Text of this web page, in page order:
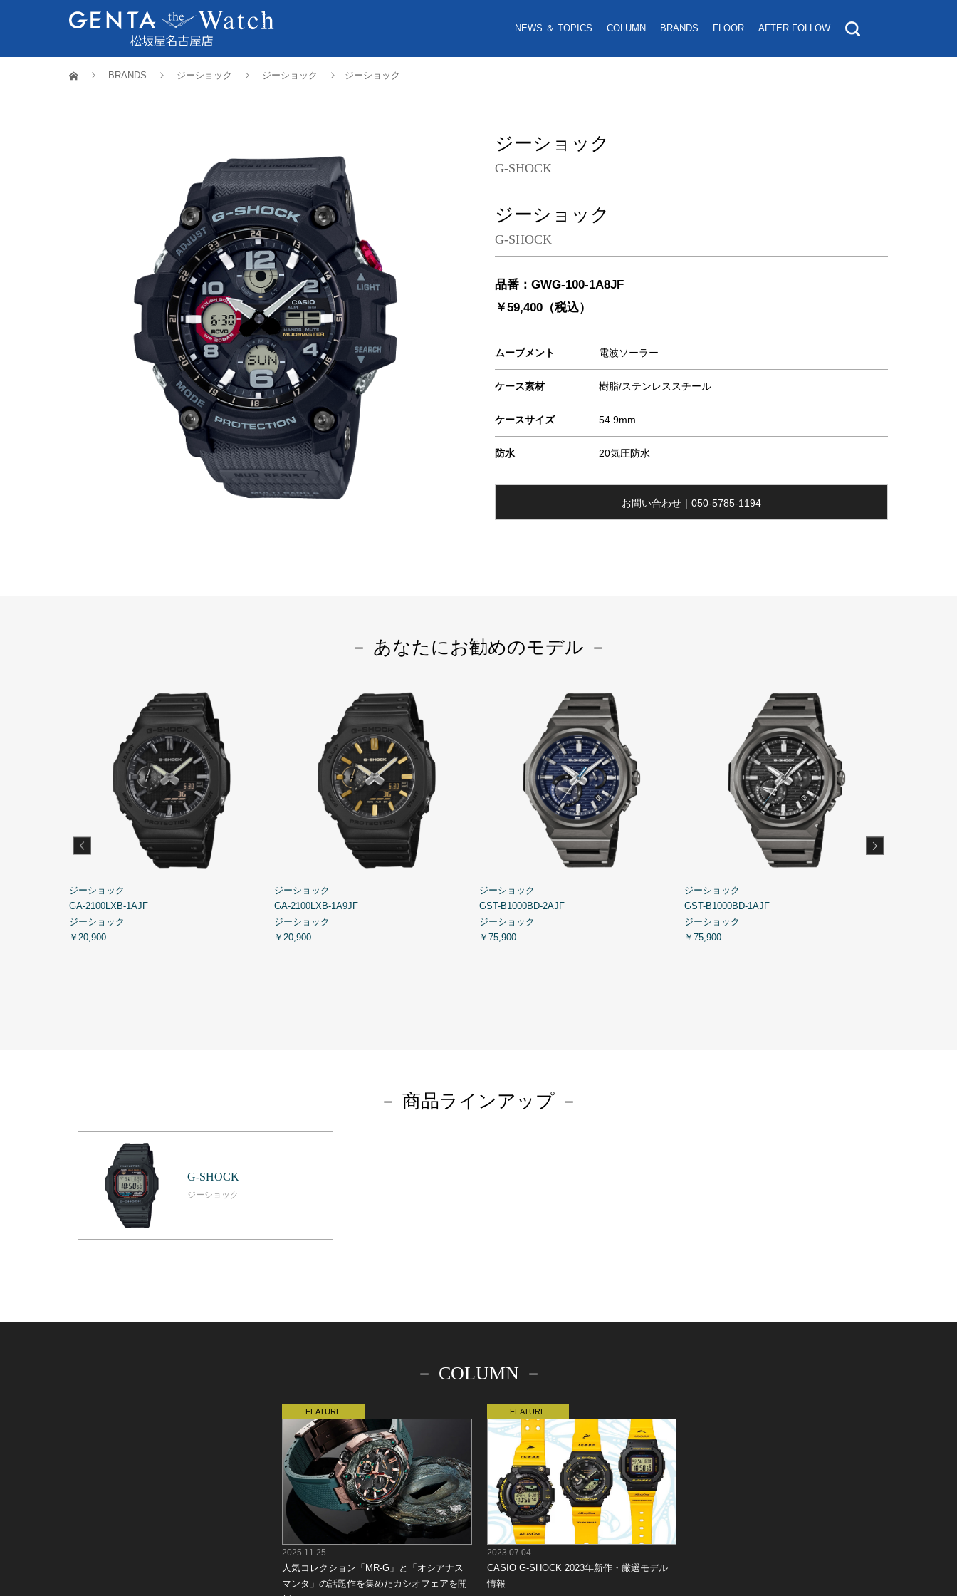
NEWS ＆ TOPICS COLUMN BRANDS FLOOR AFTER FOLLOW
BRANDS ジーショック ジーショック ジーショック
ジーショック
G-SHOCK
ジーショック
G-SHOCK
品番：GWG-100-1A8JF
￥59,400（税込）
ムーブメント 電波ソーラー
ケース素材 樹脂/ステンレススチール
ケースサイズ 54.9mm
防水 20気圧防水
お問い合わせ｜050-5785-1194
－ あなたにお勧めのモデル －
ジーショック
GA-2100LXB-1AJF
ジーショック
￥20,900
ジーショック
GA-2100LXB-1A9JF
ジーショック
￥20,900
ジーショック
GST-B1000BD-2AJF
ジーショック
￥75,900
ジーショック
GST-B1000BD-1AJF
ジーショック
￥75,900
－ 商品ラインアップ －
G-SHOCK
ジーショック
－ COLUMN －
2025.11.25
人気コレクション「MR-G」と「オシアナス
マンタ」の話題作を集めたカシオフェアを開
2023.07.04
CASIO G-SHOCK 2023年新作・厳選モデル
情報